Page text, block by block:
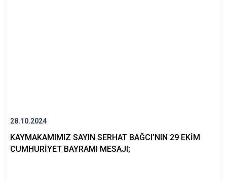
28.10.2024
KAYMAKAMIMIZ SAYIN SERHAT BAĞCI’NIN 29 EKİM
CUMHURİYET BAYRAMI MESAJI;